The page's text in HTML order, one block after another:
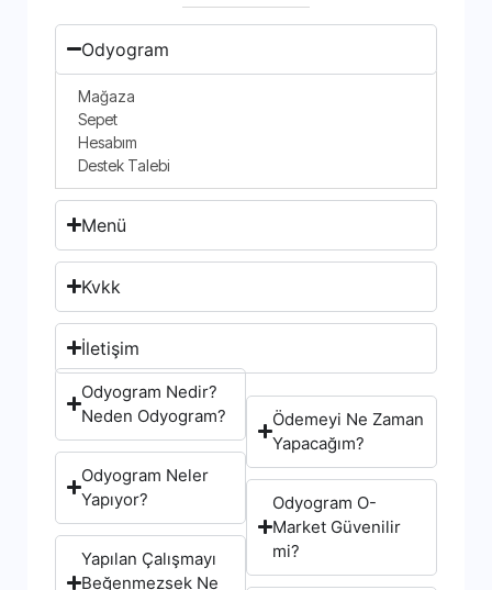
Odyogram
Mağaza
Sepet
Hesabım
Destek Talebi
Menü
Kvkk
İletişim
Odyogram Nedir?
Neden Odyogram?
Odyogram Neler
Yapıyor?
Yapılan Çalışmayı
Beğenmezsek Ne
Ödemeyi Ne Zaman
Yapacağım?
Odyogram O-
Market Güvenilir
mi?